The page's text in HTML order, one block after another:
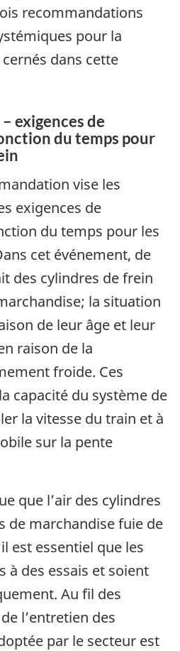
recommandations
pour la
dans cette
exigences de
du temps pour
vise les
exigences de
du temps pour les
cet événement, de
des cylindres de frein
la situation
de leur âge et leur
raison de la
froide. Ces
capacité du système de
la vitesse du train et à
sur la pente
que l’air des cylindres
de marchandise fuie de
est essentiel que les
à des essais et soient
Au fil des
l’entretien des
par le secteur est